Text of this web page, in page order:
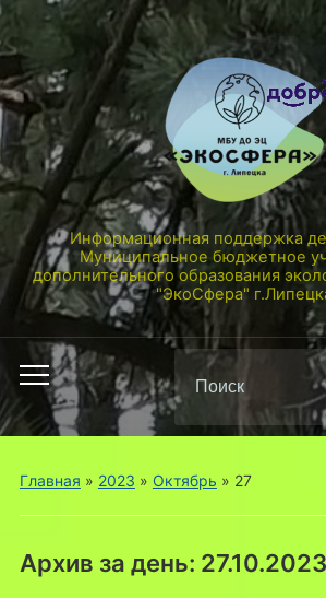
Информационная поддержка
Муниципальное бюджетное
дополнительного образования
"ЭкоСфера"
Переключить
мобильное
меню
Поиск
по:
Главная » 2023 » Октябрь » 27
Архив за день: 27.10.2023